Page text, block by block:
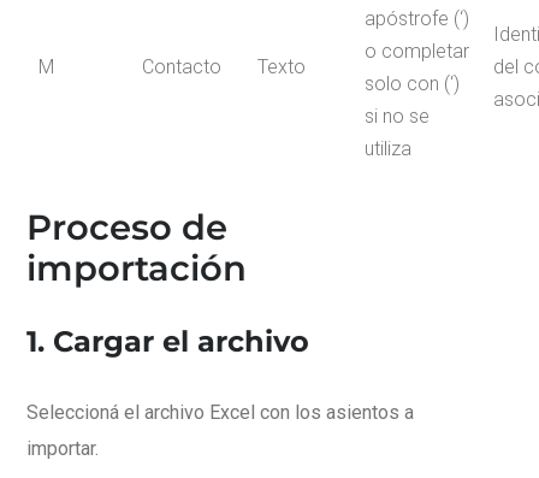
M Contacto Texto
apóstrofe (‘)
o completar
solo con (‘)
si no se
utiliza
del
Proceso de
importación
1. Cargar el archivo
Seleccioná el archivo Excel con los asientos a
importar.